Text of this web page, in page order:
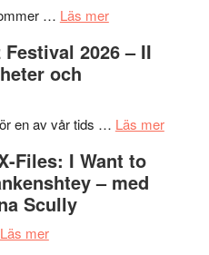
… Läs merom
Håkan
Huskvarna
Park
–
2026 – II
och
en av vår tids … Läs merom
Files: I Want to
– med
Scully
Läs merom